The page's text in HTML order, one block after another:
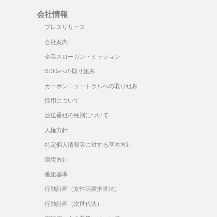
会社情報
プレスリリース
会社案内
企業スローガン・ミッション
SDGsへの取り組み
カーボンニュートラルへの取り組み
採用について
放送番組の種別について
人権方針
特定個人情報等に対する基本方針
環境方針
番組基準
行動計画（女性活躍推進法）
行動計画（次世代法）